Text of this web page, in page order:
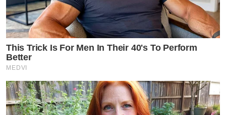
This Trick Is For Men In Their 40's To Perform
Better
MEDVI